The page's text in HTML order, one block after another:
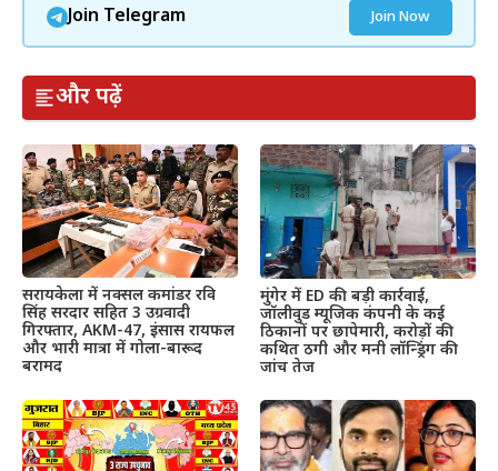
Join Telegram Join Now
और पढ़ें
सरायकेला में नक्सल कमांडर रवि
सिंह सरदार सहित 3 उग्रवादी
गिरफ्तार, AKM-47, इंसास रायफल
और भारी मात्रा में गोला-बारूद
बरामद
मुंगेर में ED की बड़ी कार्रवाई,
जॉलीवुड म्यूजिक कंपनी के कई
ठिकानों पर छापेमारी, करोड़ों की
कथित ठगी और मनी लॉन्ड्रिंग की
जांच तेज